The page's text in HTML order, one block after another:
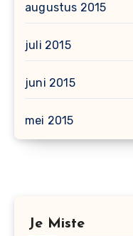
augustus 2015
juli 2015
juni 2015
mei 2015
Je Miste